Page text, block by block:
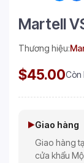
Martell
Thương hiệu:
$45.00Còn
Giao hàng
Giao hàng
cửa khẩu